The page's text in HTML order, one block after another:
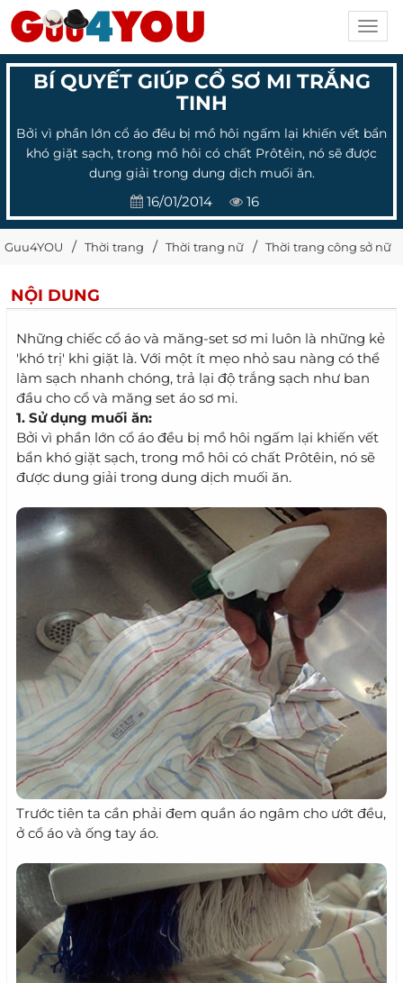
BÍ QUYẾT GIÚP CỔ SƠ MI TRẮNG
TINH
Bởi vì phần lớn cổ áo đều bị mồ hôi ngấm lại khiến vết bẩn
khó giặt sạch, trong mồ hôi có chất Prôtêin, nó sẽ được
dung giải trong dung dịch muối ăn.
16/01/2014 16
Guu4YOU Thời trang Thời trang nữ Thời trang công sở nữ
NỘI DUNG
Những chiếc cổ áo và măng-set sơ mi luôn là những kẻ
'khó trị' khi giặt là. Với một ít mẹo nhỏ sau nàng có thể
làm sạch nhanh chóng, trả lại độ trắng sạch như ban
đầu cho cổ và măng set áo sơ mi.
1. Sử dụng muối ăn:
Bởi vì phần lớn cổ áo đều bị mồ hôi ngấm lại khiến vết
bẩn khó giặt sạch, trong mồ hôi có chất Prôtêin, nó sẽ
được dung giải trong dung dịch muối ăn.
Trước tiên ta cần phải đem quần áo ngâm cho ướt đều,
ở cổ áo và ống tay áo.